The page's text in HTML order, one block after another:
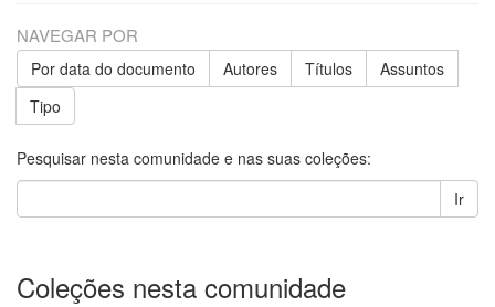
NAVEGAR POR
Por data do documento Autores Títulos
Assuntos
Tipo
Pesquisar nesta comunidade e nas suas coleções:
Ir
Coleções nesta comunidade